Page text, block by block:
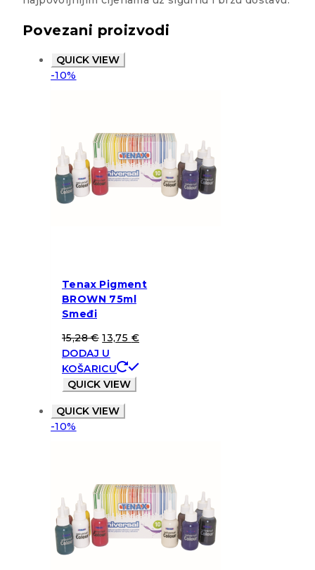
Povezani proizvodi
QUICK VIEW
-10%
Tenax Pigment
BROWN 75ml
Smeđi
15,28€ 13,75 €
DODAJ U
KOŠARICU
QUICK VIEW
QUICK VIEW
-10%